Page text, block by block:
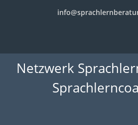
Netzwerk